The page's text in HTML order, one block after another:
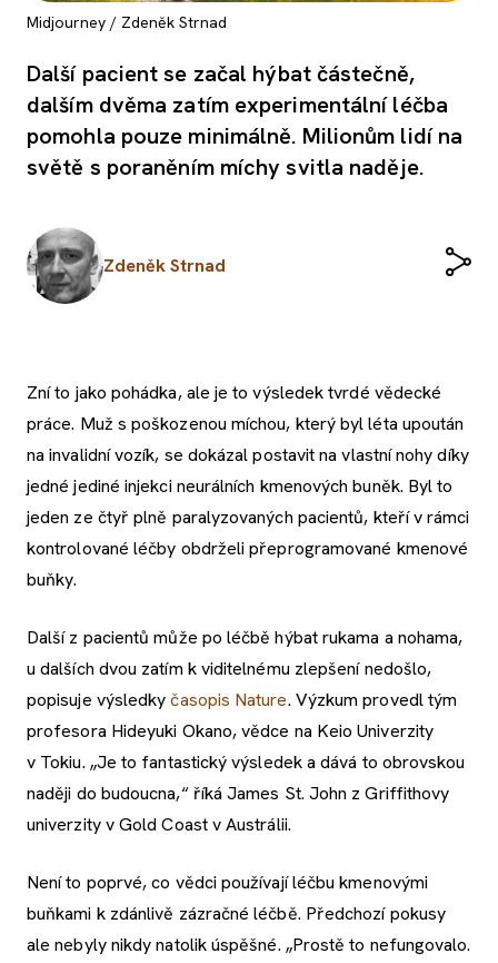
Midjourney / Zdeněk Strnad
Další pacient se začal hýbat částečně,
dalším dvěma zatím experimentální léčba
pomohla pouze minimálně. Milionům lidí na
světě s poraněním míchy svitla naděje.
Zdeněk Strnad
Zní to jako pohádka, ale je to výsledek tvrdé vědecké
práce. Muž s poškozenou míchou, který byl léta upoután
na invalidní vozík, se dokázal postavit na vlastní nohy díky
jedné jediné injekci neurálních kmenových buněk. Byl to
jeden ze čtyř plně paralyzovaných pacientů, kteří v rámci
kontrolované léčby obdrželi přeprogramované kmenové
buňky.
Další z pacientů může po léčbě hýbat rukama a nohama,
u dalších dvou zatím k viditelnému zlepšení nedošlo,
popisuje výsledkyčasopis Nature. Výzkum provedl tým
profesora Hideyuki Okano, vědce na Keio Univerzity
v Tokiu. „Je to fantastický výsledek a dává to obrovskou
naději do budoucna,“ říká James St. John z Griffithovy
univerzity v Gold Coast v Austrálii.
Není to poprvé, co vědci používají léčbu kmenovými
buňkami k zdánlivě zázračné léčbě. Předchozí pokusy
ale nebyly nikdy natolik úspěšné. „Prostě to nefungovalo.